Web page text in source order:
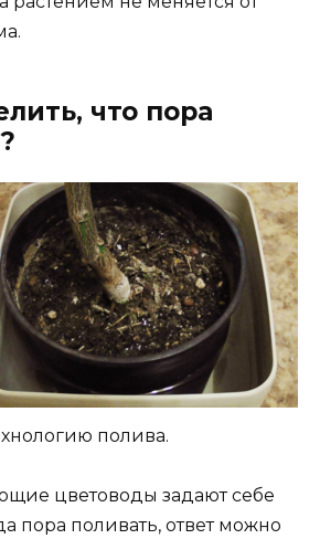
что пора
полива.
цветоводы задают себе
пора поливать, ответ можно